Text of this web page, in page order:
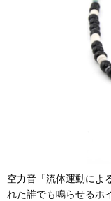
空力音「流体運動によ
れた誰でも鳴らせるホ